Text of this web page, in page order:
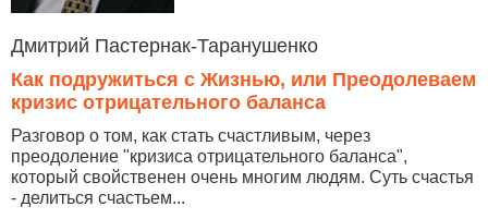
Дмитрий Пастернак-Таранушенко
Как подружиться с Жизнью, или Преодолеваем
кризис отрицательного баланса
Разговор о том, как стать счастливым, через
преодоление "кризиса отрицательного баланса",
который свойственен очень многим людям. Суть счастья
- делиться счастьем...